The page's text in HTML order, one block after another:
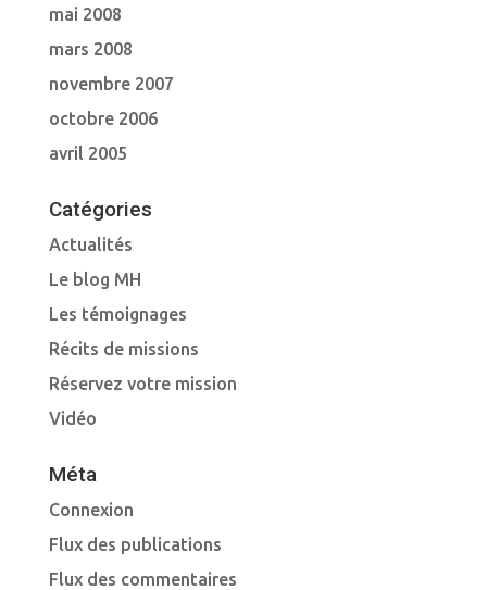
mai 2008
mars 2008
novembre 2007
octobre 2006
avril 2005
Catégories
Actualités
Le blog MH
Les témoignages
Récits de missions
Réservez votre mission
Vidéo
Méta
Connexion
Flux des publications
Flux des commentaires